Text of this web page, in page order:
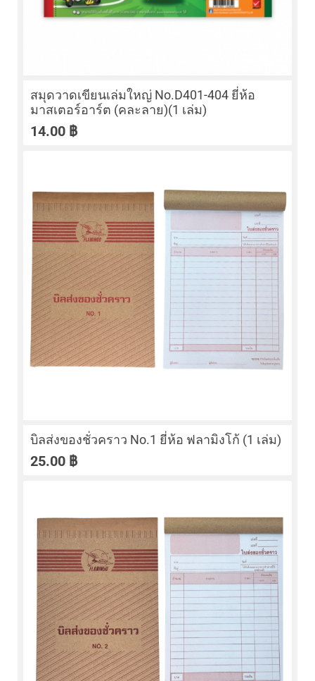
สมุดวาดเขียนเล่มใหญ่ No.D401-404 ยี่ห้อ
มาสเตอร์อาร์ต (คละลาย)(1 เล่ม)
14.00 ฿
บิลส่งของชั่วคราว No.1 ยี่ห้อ ฟลามิงโก้ (1 เล่ม)
25.00 ฿